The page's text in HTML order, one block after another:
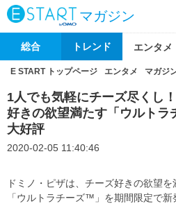
マガジン
総合 トレンド エンタメ
E START トップページ エンタメ マガジ
1人でも気軽にチーズ尽くし
好きの欲望満たす「ウルトラ
大好評
2020-02-05 11:40:46
ドミノ・ピザは、チーズ好きの欲望
「ウルトラチーズ™ 」を期間限定で新